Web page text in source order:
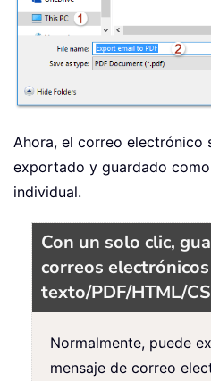
Ahora, el correo electrónico
exportado y guardado
individual.
Con un solo clic,
correos
texto/PDF/HTML/
Normalmente, puede
mensaje de correo